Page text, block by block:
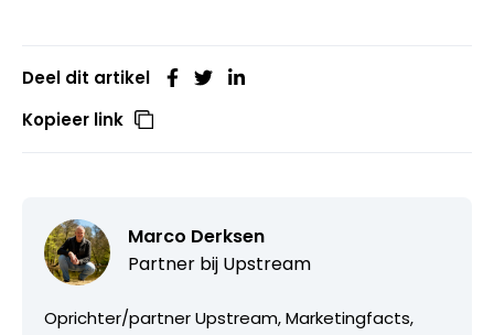
Deel dit artikel
Kopieer link
Marco Derksen
Partner bij Upstream
Oprichter/partner Upstream, Marketingfacts,